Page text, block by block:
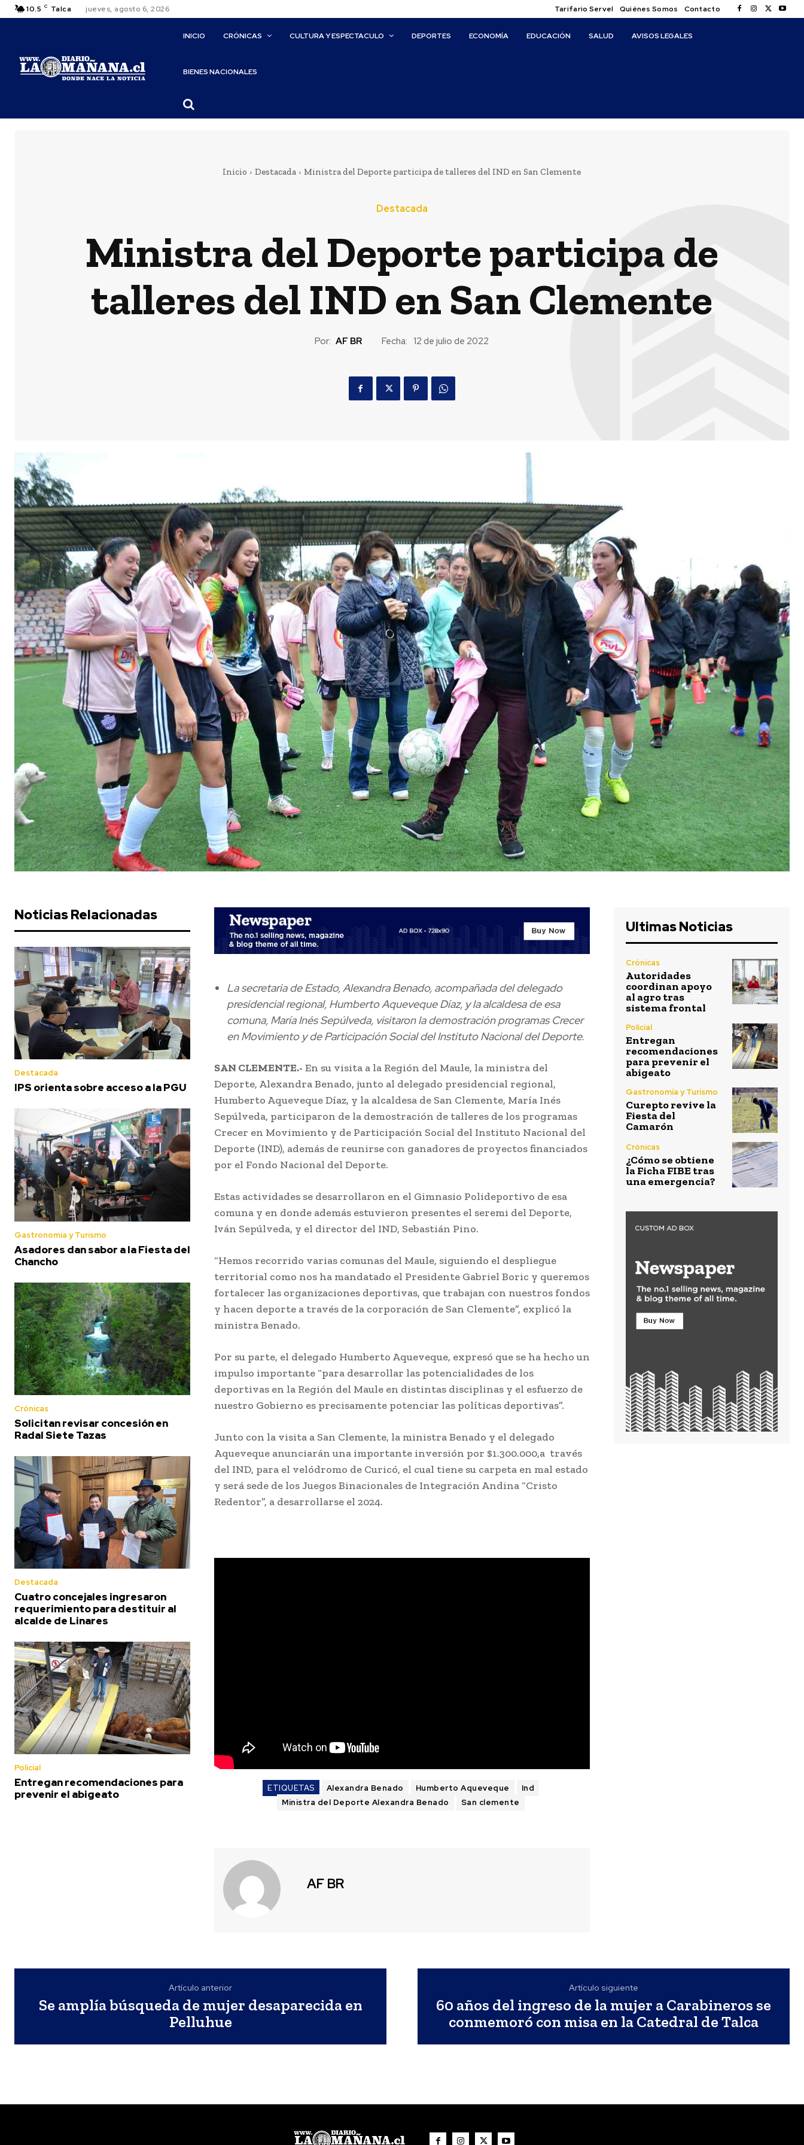
10.5 C Talca jueves, agosto 6, 2026 Tarifario Servel Quiénes Somos Contacto
INICIO CRÓNICAS CULTURA Y ESPECTACULO DEPORTES ECONOMÍA EDUCACIÓN SALUD AVISOS LEGALES
BIENES NACIONALES
Inicio Destacada Ministra del Deporte participa de talleres del IND en San Clemente
Destacada
Ministra del Deporte participa de
talleres del IND en San Clemente
Por: AF BR Fecha: 12 de julio de 2022
Noticias Relacionadas
Destacada
IPS orienta sobre acceso a la PGU
Gastronomía y Turismo
Asadores dan sabor a la Fiesta del
Chancho
Crónicas
Solicitan revisar concesión en
Radal Siete Tazas
Destacada
Cuatro concejales ingresaron
requerimiento para destituir al
alcalde de Linares
Policial
Entregan recomendaciones para
prevenir el abigeato
La secretaria de Estado, Alexandra Benado, acompañada del delegado
presidencial regional, Humberto Aqueveque Díaz, y la alcaldesa de esa
comuna, María Inés Sepúlveda, visitaron la demostración programas Crecer
en Movimiento y de Participación Social del Instituto Nacional del Deporte.
SAN CLEMENTE.- En su visita a la Región del Maule, la ministra del
Deporte, Alexandra Benado, junto al delegado presidencial regional,
Humberto Aqueveque Díaz, y la alcaldesa de San Clemente, María Inés
Sepúlveda, participaron de la demostración de talleres de los programas
Crecer en Movimiento y de Participación Social del Instituto Nacional del
Deporte (IND), además de reunirse con ganadores de proyectos financiados
por el Fondo Nacional del Deporte.
Estas actividades se desarrollaron en el Gimnasio Polideportivo de esa
comuna y en donde además estuvieron presentes el seremi del Deporte,
Iván Sepúlveda, y el director del IND, Sebastián Pino.
“Hemos recorrido varias comunas del Maule, siguiendo el despliegue
territorial como nos ha mandatado el Presidente Gabriel Boric y queremos
fortalecer las organizaciones deportivas, que trabajan con nuestros fondos
y hacen deporte a través de la corporación de San Clemente”, explicó la
ministra Benado.
Por su parte, el delegado Humberto Aqueveque, expresó que se ha hecho un
impulso importante “para desarrollar las potencialidades de los
deportivas en la Región del Maule en distintas disciplinas y el esfuerzo de
nuestro Gobierno es precisamente potenciar las políticas deportivas”.
Junto con la visita a San Clemente, la ministra Benado y el delegado
Aqueveque anunciarán una importante inversión por $1.300.000,a través
del IND, para el velódromo de Curicó, el cual tiene su carpeta en mal estado
y será sede de los Juegos Binacionales de Integración Andina “Cristo
Redentor”, a desarrollarse el 2024.
ETIQUETAS Alexandra Benado Humberto Aqueveque
Ind
Ministra del Deporte Alexandra Benado
San clemente
AF BR
Ultimas Noticias
Crónicas
Autoridades
coordinan apoyo
al agro tras
sistema frontal
Policial
Entregan
recomendaciones
para prevenir el
abigeato
Gastronomía y Turismo
Curepto revive la
Fiesta del
Camarón
Crónicas
¿Cómo se obtiene
la Ficha FIBE tras
una emergencia?
Artículo anterior
Se amplía búsqueda de mujer desaparecida en
Pelluhue
Artículo siguiente
60 años del ingreso de la mujer a Carabineros se
conmemoró con misa en la Catedral de Talca